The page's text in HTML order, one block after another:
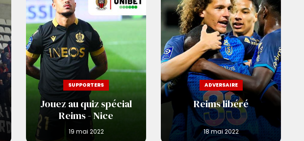
SUPPORTERS
Jouez au quiz spécial
Reims - Nice
ADVERSAIRE
Reims libéré